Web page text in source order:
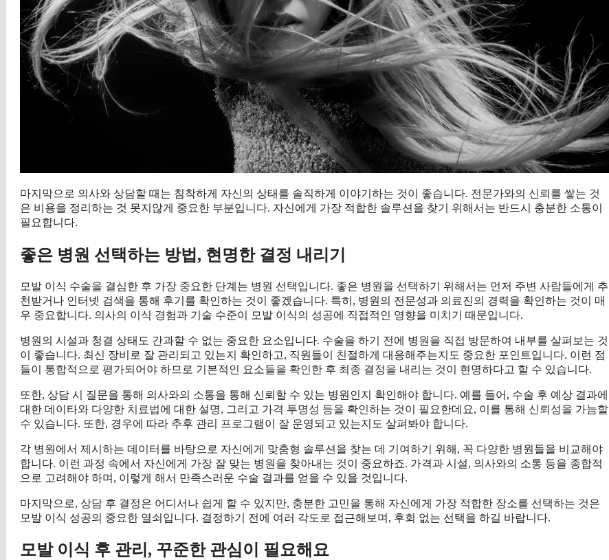
마지막으로 의사와 상담할 때는 침착하게 자신의 상태를 솔직하게 이야기하는 것이 좋습니다. 전문가와의 신뢰를 쌓는 것
은 비용을 정리하는 것 못지않게 중요한 부분입니다. 자신에게 가장 적합한 솔루션을 찾기 위해서는 반드시 충분한 소통이
필요합니다.
좋은 병원 선택하는 방법, 현명한 결정 내리기
모발 이식 수술을 결심한 후 가장 중요한 단계는 병원 선택입니다. 좋은 병원을 선택하기 위해서는 먼저 주변 사람들에게 추
천받거나 인터넷 검색을 통해 후기를 확인하는 것이 좋겠습니다. 특히, 병원의 전문성과 의료진의 경력을 확인하는 것이 매
우 중요합니다. 의사의 이식 경험과 기술 수준이 모발 이식의 성공에 직접적인 영향을 미치기 때문입니다.
병원의 시설과 청결 상태도 간과할 수 없는 중요한 요소입니다. 수술을 하기 전에 병원을 직접 방문하여 내부를 살펴보는 것
이 좋습니다. 최신 장비로 잘 관리되고 있는지 확인하고, 직원들이 친절하게 대응해주는지도 중요한 포인트입니다. 이런 점
들이 통합적으로 평가되어야 하므로 기본적인 요소들을 확인한 후 최종 결정을 내리는 것이 현명하다고 할 수 있습니다.
또한, 상담 시 질문을 통해 의사와의 소통을 통해 신뢰할 수 있는 병원인지 확인해야 합니다. 예를 들어, 수술 후 예상 결과에
대한 데이타와 다양한 치료법에 대한 설명, 그리고 가격 투명성 등을 확인하는 것이 필요한데요, 이를 통해 신뢰성을 가늠할
수 있습니다. 또한, 경우에 따라 추후 관리 프로그램이 잘 운영되고 있는지도 살펴봐야 합니다.
각 병원에서 제시하는 데이터를 바탕으로 자신에게 맞춤형 솔루션을 찾는 데 기여하기 위해, 꼭 다양한 병원들을 비교해야
합니다. 이런 과정 속에서 자신에게 가장 잘 맞는 병원을 찾아내는 것이 중요하죠. 가격과 시설, 의사와의 소통 등을 종합적
으로 고려해야 하며, 이렇게 해서 만족스러운 수술 결과를 얻을 수 있을 것입니다.
마지막으로, 상담 후 결정은 어디서나 쉽게 할 수 있지만, 충분한 고민을 통해 자신에게 가장 적합한 장소를 선택하는 것은
모발 이식 성공의 중요한 열쇠입니다. 결정하기 전에 여러 각도로 접근해보며, 후회 없는 선택을 하길 바랍니다.
모발 이식 후 관리, 꾸준한 관심이 필요해요